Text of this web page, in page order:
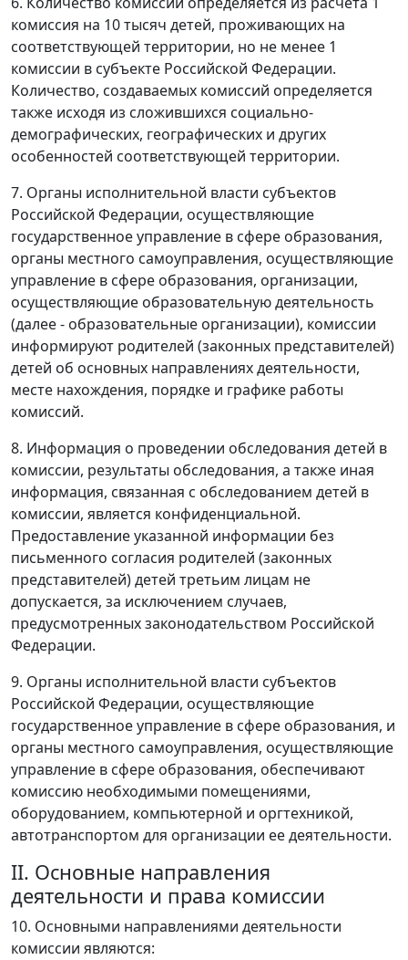
комиссия на 10 тысяч детей, проживающих на
соответствующей территории, но не менее 1
комиссии в субъекте Российской Федерации.
Количество, создаваемых комиссий определяется
также исходя из сложившихся социально-
демографических, географических и других
особенностей соответствующей территории.
7. Органы исполнительной власти субъектов
Российской Федерации, осуществляющие
государственное управление в сфере образования,
органы местного самоуправления, осуществляющие
управление в сфере образования, организации,
осуществляющие образовательную деятельность
(далее - образовательные организации), комиссии
информируют родителей (законных представителей)
детей об основных направлениях деятельности,
месте нахождения, порядке и графике работы
комиссий.
8. Информация о проведении обследования детей в
комиссии, результаты обследования, а также иная
информация, связанная с обследованием детей в
комиссии, является конфиденциальной.
Предоставление указанной информации без
письменного согласия родителей (законных
представителей) детей третьим лицам не
допускается, за исключением случаев,
предусмотренных законодательством Российской
Федерации.
9. Органы исполнительной власти субъектов
Российской Федерации, осуществляющие
государственное управление в сфере образования, и
органы местного самоуправления, осуществляющие
управление в сфере образования, обеспечивают
комиссию необходимыми помещениями,
оборудованием, компьютерной и оргтехникой,
автотранспортом для организации ее деятельности.
II. Основные направления
деятельности и права комиссии
10. Основными направлениями деятельности
комиссии являются: